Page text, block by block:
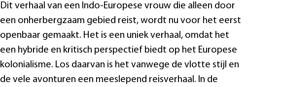
Dit verhaal van een Indo-Europese vrouw die alleen door
een onherbergzaam gebied reist, wordt nu voor het eerst
openbaar gemaakt. Het is een uniek verhaal, omdat het
een hybride en kritisch perspectief biedt op het Europese
kolonialisme. Los daarvan is het vanwege de vlotte stijl en
de vele avonturen een meeslepend reisverhaal. In de